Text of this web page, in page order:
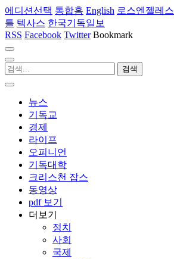
에디션선택 통합홈 English 로스엔젤레스
틀 텍사스 한국기독일보
RSS Facebook Twitter Bookmark
뉴스
기독교
경제
라이프
오피니언
기독대학
크리스천 잡스
동영상
pdf 보기
더보기
정치
사회
국제